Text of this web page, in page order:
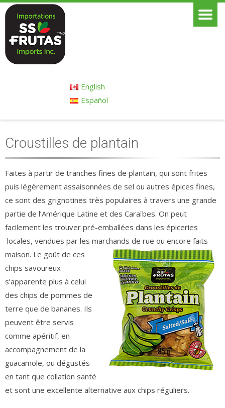
English
Español
Croustilles de plantain
Faites à partir de tranches fines de plantain, qui sont frites
puis légèrement assaisonnées de sel ou autres épices fines,
ce sont des grignotines très populaires à travers une grande
partie de l’Amérique Latine et des Caraïbes. On peut
facilement les trouver pré-emballées dans les épiceries
locales, vendues par les marchands de rue ou encore faits
maison. Le goût de ces
chips savoureux
s’apparente plus à celui
des chips de pommes de
terre que de bananes. Ils
peuvent être servis
comme apéritif, en
accompagnement de la
guacamole, ou dégustés
en tant que collation santé
et sont une excellente alternative aux chips réguliers.